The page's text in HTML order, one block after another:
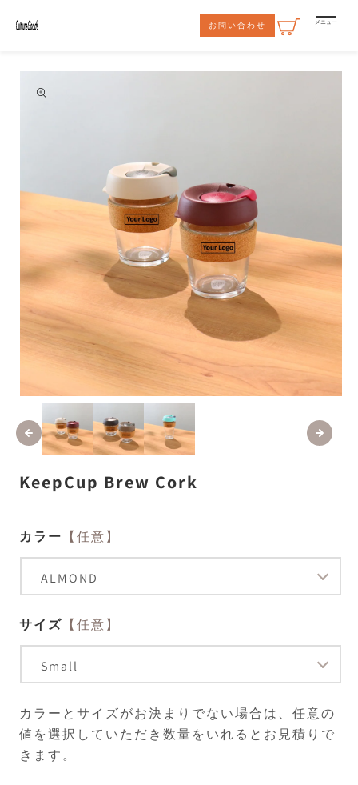
ンツに
進む
お問い合わせ メニュー
商品情
報にス
キップ
ダ
ル
メ
デ
(1)
を
開
KeepCup Brew Cork
カラー 【任意】
サイズ 【任意】
カラーとサイズがお決まりでない場合は、任意の
値を選択していただき数量をいれるとお見積りで
きます。